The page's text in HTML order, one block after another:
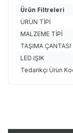
Ürün Filtreleri
ÜRÜN TİPİ
MALZEME TİPİ
TAŞIMA ÇANTASI
LED IŞIK
Tedarikçi Ürün